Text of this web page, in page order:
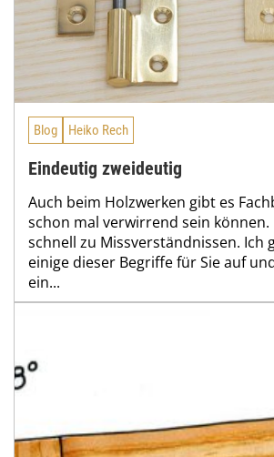
Blog Heiko Rech
Eindeutig zweideutig
Auch beim Holzwerken gibt es
schon mal verwirrend sein
schnell zu Missverständnissen. Ich
einige dieser Begriffe für Sie auf
ein...